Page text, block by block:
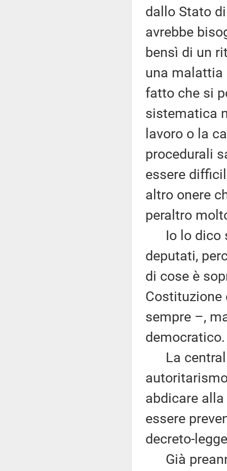
dallo Stato
avrebbe
bensì di un
una malattia
fatto che si
sistematica
lavoro o la
procedurali
essere
altro onere
peraltro
Io lo dico
deputati,
di cose è
sempre –,
democratico.
La
abdicare
essere
decreto-
Già